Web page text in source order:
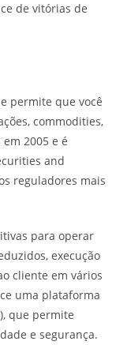
de vitórias de
permite que você
commodities,
2005 e é
and
reguladores mais
para operar
execução
cliente em vários
uma plataforma
que permite
e segurança.